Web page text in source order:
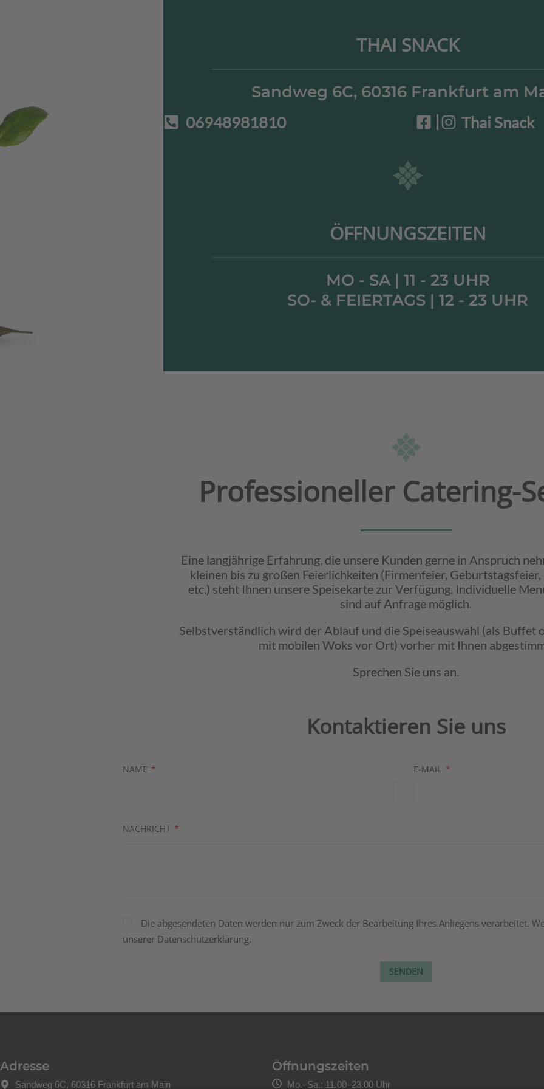
THAI SNACK
Sandweg 6C, 60316 Frankfurt am
06948981810
Thai Snack
ÖFFNUNGSZEITEN
MO - SA | 11 - 23 UHR
SO- & FEIERTAGS | 12 - 23 UHR
Professioneller Catering-
Eine langjährige Erfahrung, die unsere Kunden gerne in Anspruch
kleinen bis zu großen Feierlichkeiten (Firmenfeier,
etc.) steht Ihnen unsere Speisekarte zur Verfügung. Individuelle
sind auf Anfrage möglich.
Selbstverständlich wird der Ablauf und die Speiseauswahl (als Buffet
mit mobilen Woks vor Ort) vorher mit Ihnen
Sprechen Sie uns an.
Kontaktieren Sie uns
NAME E-MAIL
NACHRICHT
Die abgesendeten Daten werden nur zum Zweck der Bearbeitung Ihres Anliegens verarbeitet.
unserer Datenschutzerklärung.
SENDEN
Adresse
Sandweg 6C, 60316 Frankfurt am Main
Öffnungszeiten
Mo.–Sa.: 11.00–23.00 Uhr